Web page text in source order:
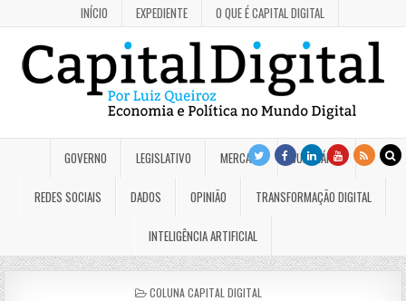
INÍCIO EXPEDIENTE O QUE É CAPITAL DIGITAL
GOVERNO LEGISLATIVO MERCADO JUDICIÁRIO
REDES SOCIAIS DADOS OPINIÃO TRANSFORMAÇÃO DIGITAL
INTELIGÊNCIA ARTIFICIAL
POSTED
COLUNA CAPITAL DIGITAL